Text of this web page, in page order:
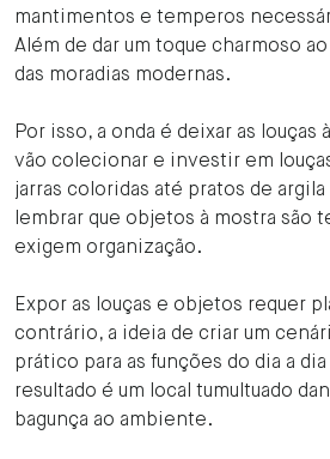
mantimentos e temperos
Além de dar um toque charmoso
das moradias modernas.
Por isso, a onda é deixar as louças
vão colecionar e investir em
jarras coloridas até pratos de argila
lembrar que objetos à mostra são
exigem organização.
Expor as louças e objetos requer
contrário, a ideia de criar um
prático para as funções do dia a
resultado é um local tumultuado
bagunça ao ambiente.